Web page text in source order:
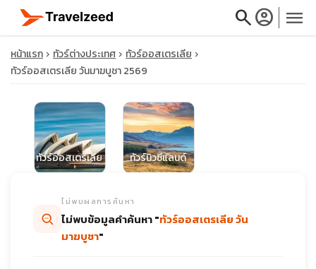
searchaccount_circle menu
travel_explore
หน้าแรก ทัวร์ต่างประเทศ
ทัวร์ออสเตรเลีย
ทัวร์ออสเตรเลีย วันมาฆบูชา 2569
ทัวร์ออสเตรเลีย ทัวร์นิวซีแลนด์
ไม่พบผลการค้นหา
ไม่พบข้อมูลคำค้นหา "ทัวร์ออสเตรเลีย วัน
มาฆบูชา"